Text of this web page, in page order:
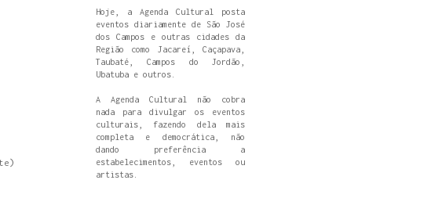
Hoje, a Agenda Cultural posta
eventos diariamente de São José
dos Campos e outras cidades da
Região como Jacareí, Caçapava,
Taubaté, Campos do Jordão,
Ubatuba e outros.
A Agenda Cultural não cobra
nada para divulgar os eventos
culturais, fazendo dela mais
completa e democrática, não
dando preferência a
estabelecimentos, eventos ou
artistas.